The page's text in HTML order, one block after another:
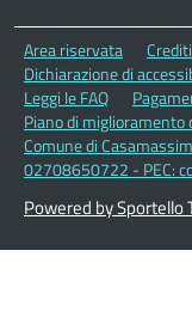
Area riservata Crediti
Dichiarazione di
Leggi le FAQ
Piano di miglioramento
Comune di
02708650722 - PEC:
Powered by Sportello